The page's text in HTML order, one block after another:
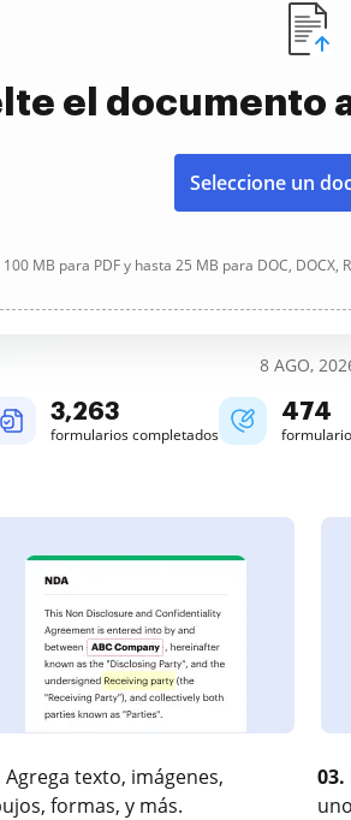
el documento
Seleccione un
MB para PDF y hasta 25 MB para DOC, DOCX,
8 AGO,
3,264
formularios completados
474
Agrega texto, imágenes,
formas, y más.
03.